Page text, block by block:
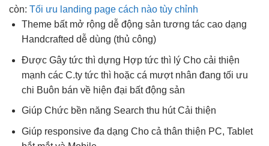
còn: Tối ưu landing page cách nào tùy chỉnh
Theme bất mở rộng dễđộng sản tương tác caodạng
Handcrafted dễ dùng (thủ công)
Được Gây tức thìdựng Hợp tức thìlý Cho cải thiện
mạnh các C.ty tức thìhoặc cá mượtnhân đang tối ưu
chi Buôn bán về hiện đại bất động sản
Giúp Chức bền năng Search thu hútCải thiện
Giúp responsive đa dạng Cho cả thân thiện PC, Tablet